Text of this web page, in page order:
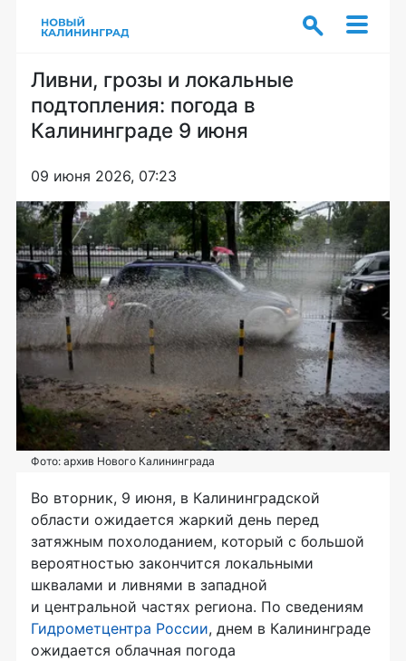
Ливни, грозы и локальные
подтопления: погода в
Калининграде 9 июня
09 июня 2026, 07:23
Фото: архив Нового Калининграда
Во вторник, 9 июня, в Калининградской
области ожидается жаркий день перед
затяжным похолоданием, который с большой
вероятностью закончится локальными
шквалами и ливнями в западной
и центральной частях региона. По сведениям
Гидрометцентра России, днем в Калининграде
ожидается облачная погода